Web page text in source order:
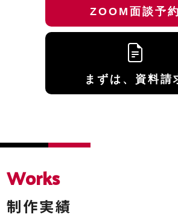
ZOOM面談予約
まずは、資料請
Works
制作実績